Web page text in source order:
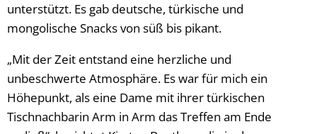
unterstützt. Es gab deutsche, türkische und
mongolische Snacks von süß bis pikant.
„Mit der Zeit entstand eine herzliche und
unbeschwerte Atmosphäre. Es war für mich ein
Höhepunkt, als eine Dame mit ihrer türkischen
Tischnachbarin Arm in Arm das Treffen am Ende